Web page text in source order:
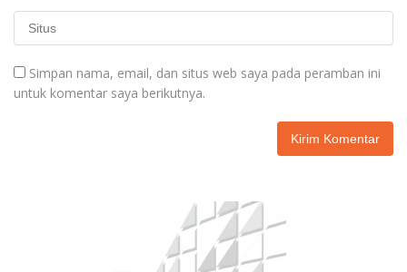
Simpan nama, email, dan situs web saya pada peramban ini
untuk komentar saya berikutnya.